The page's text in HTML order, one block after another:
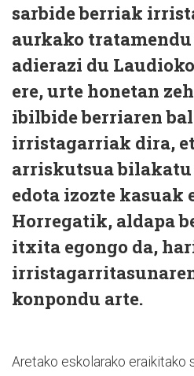
sarbide berriak
aurkako
adierazi du
ere, urte honetan
ibilbide berriaren
irristagarriak dira,
arriskutsua
edota izozte kasuak
Horregatik, aldapa
itxita egongo da,
konpondu arte.
Aretako eskolarako eraikitako